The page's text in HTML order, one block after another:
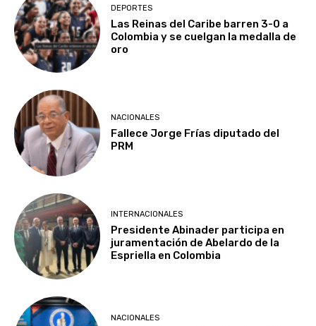
DEPORTES
Las Reinas del Caribe barren 3-0 a
Colombia y se cuelgan la medalla de
oro
NACIONALES
Fallece Jorge Frías diputado del
PRM
INTERNACIONALES
Presidente Abinader participa en
juramentación de Abelardo de la
Espriella en Colombia
NACIONALES